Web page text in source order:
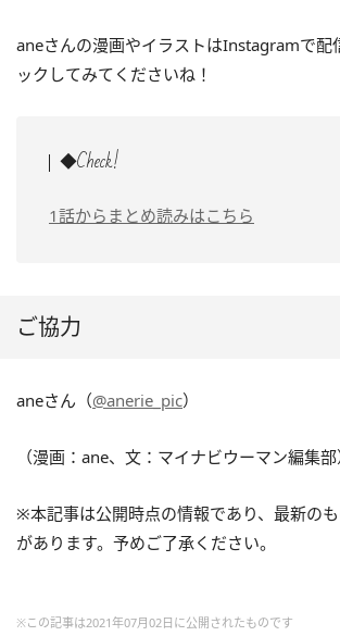
aneさんの漫画やイラストはInstagramで
ックしてみてくださいね！
◆Check!
1話からまとめ読みはこちら
ご協力
aneさん（@anerie_pic）
（漫画：ane、文：マイナビウーマン編集部
※本記事は公開時点の情報であり、最新の
があります。予めご了承ください。
※この記事は2021年07月02日に公開されたものです